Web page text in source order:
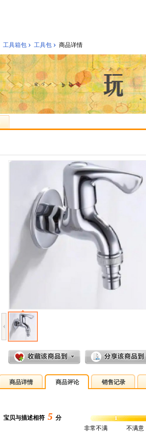
工具箱包 › 工具包 › 商品详情
商品详情 商品评论 销售记录
宝贝与描述相符 5 分
非常不满 不满意